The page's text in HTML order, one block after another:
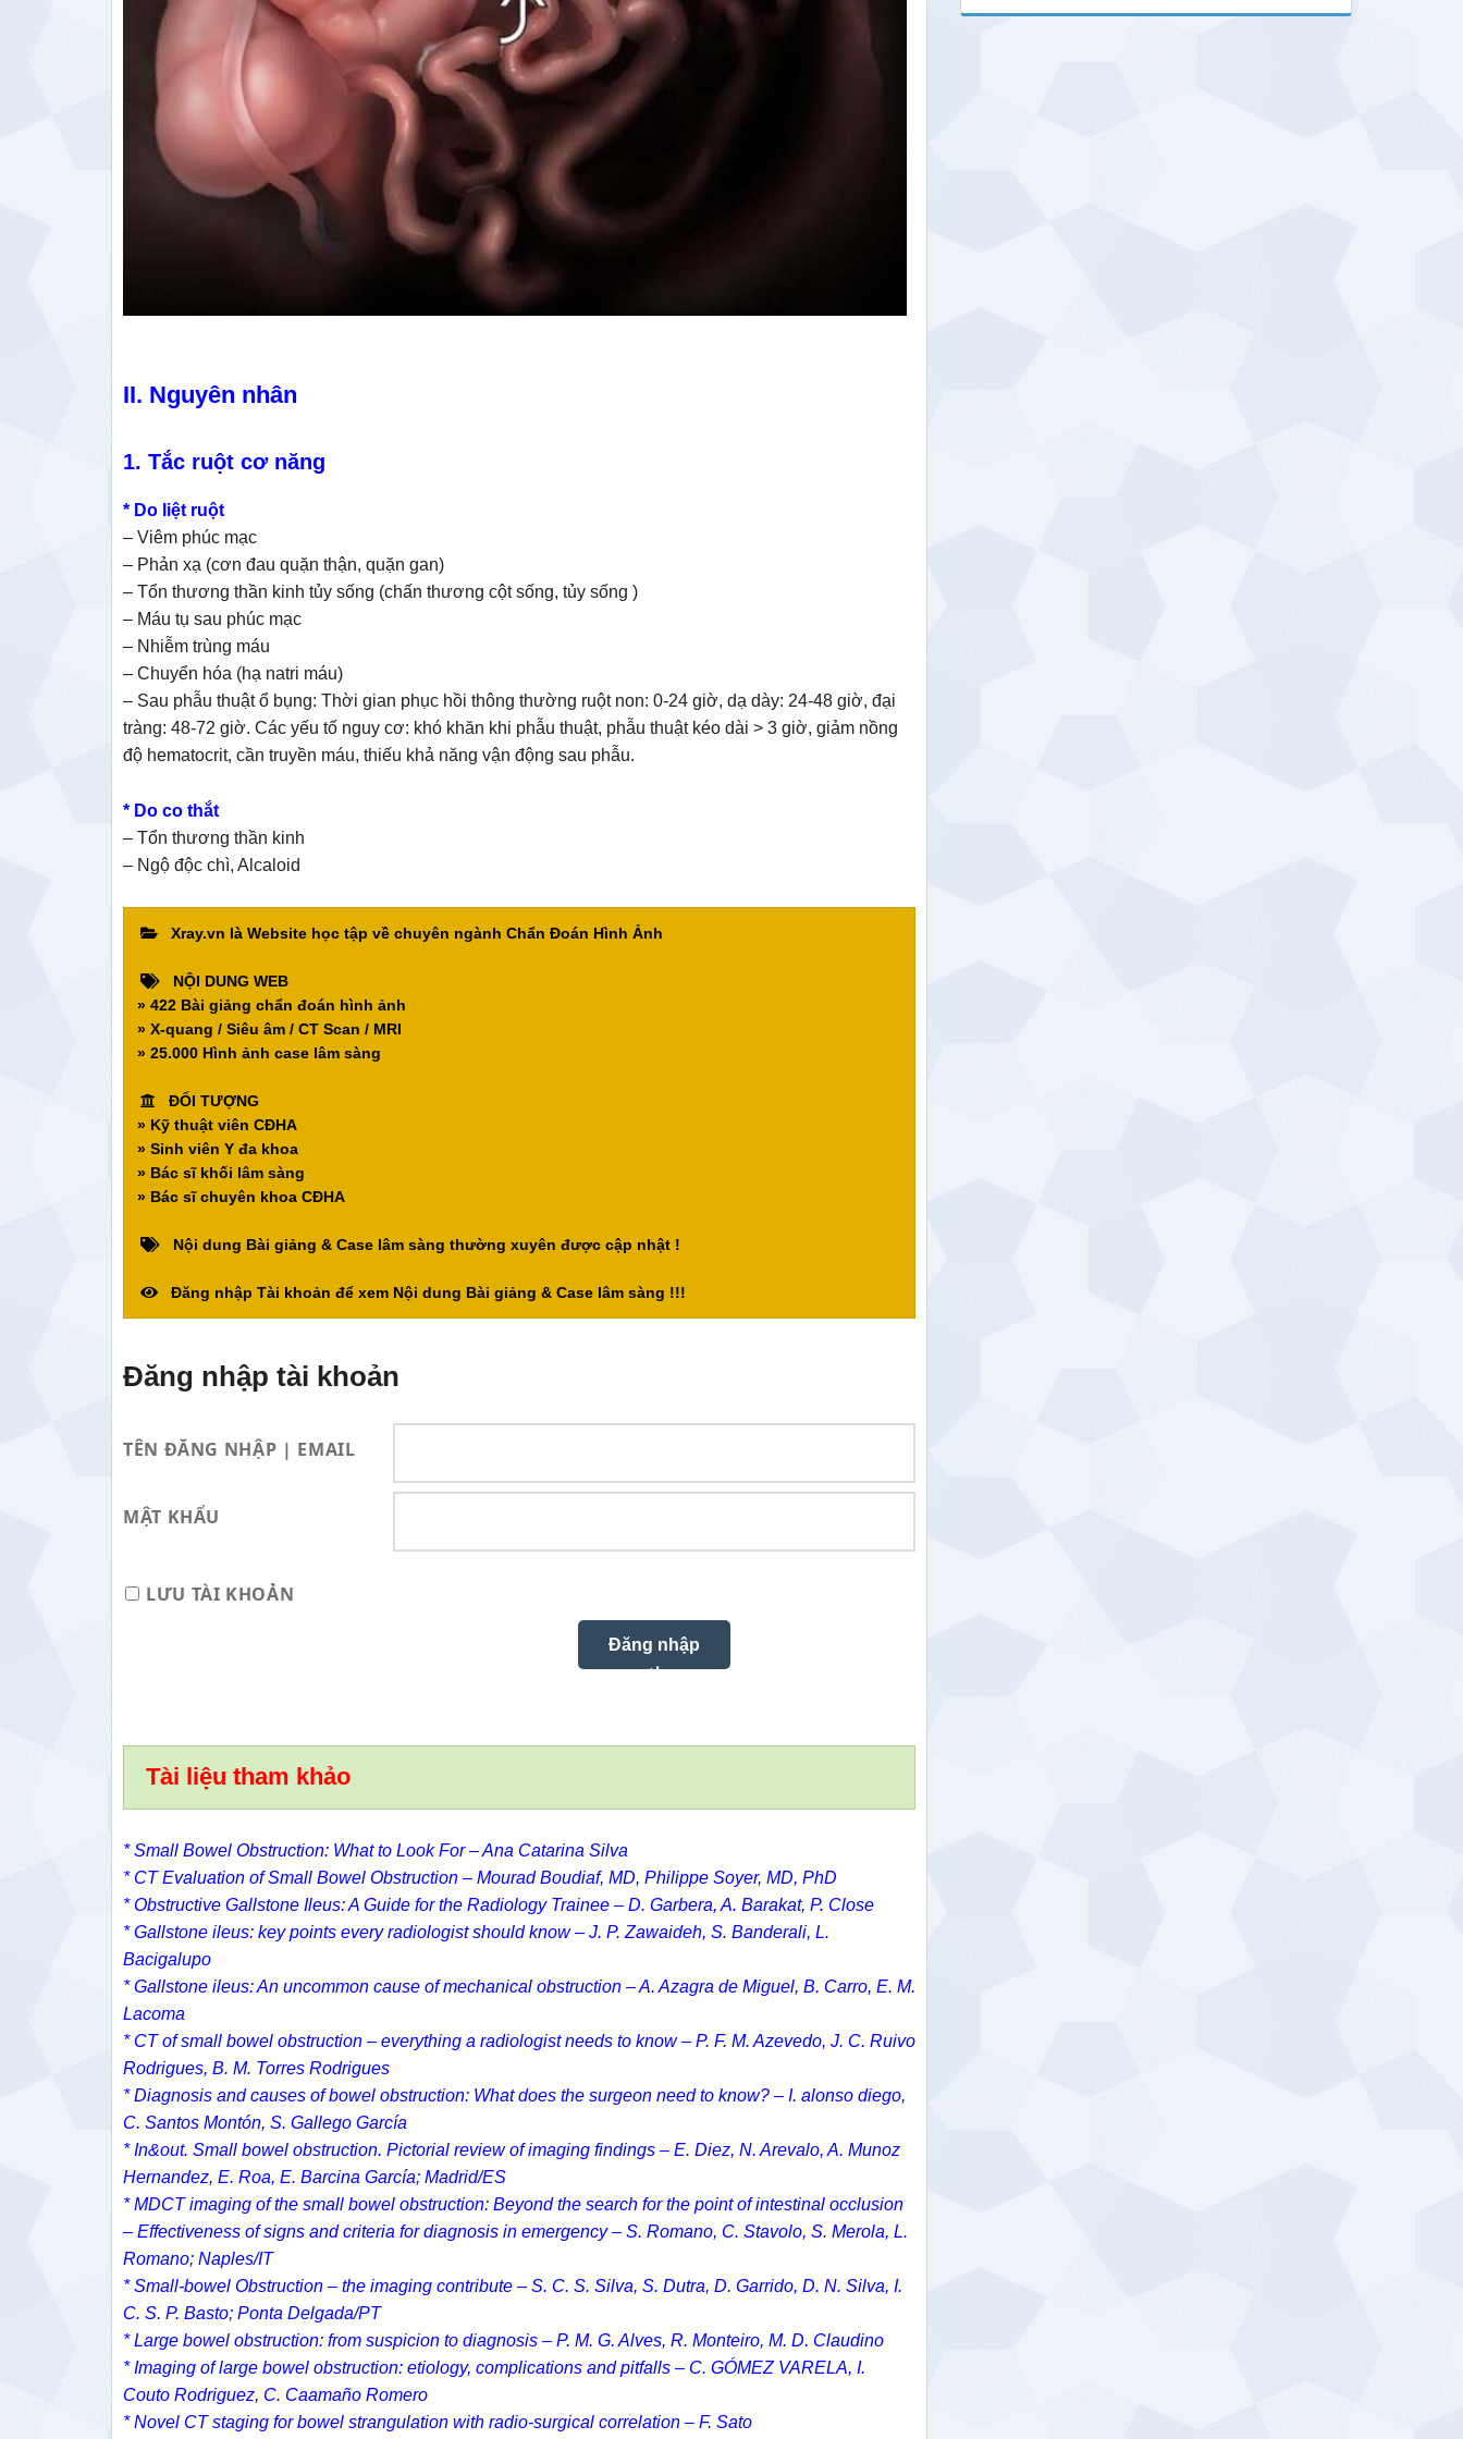
II. Nguyên nhân
1. Tắc ruột cơ năng
* Do liệt ruột
– Viêm phúc mạc
– Phản xạ (cơn đau quặn thận, quặn gan)
– Tổn thương thần kinh tủy sống (chấn thương cột sống, tủy sống )
– Máu tụ sau phúc mạc
– Nhiễm trùng máu
– Chuyển hóa (hạ natri máu)
– Sau phẫu thuật ổ bụng: Thời gian phục hồi thông thường ruột non: 0-24 giờ, dạ dày: 24-48 giờ, đại
tràng: 48-72 giờ. Các yếu tố nguy cơ: khó khăn khi phẫu thuật, phẫu thuật kéo dài > 3 giờ, giảm nồng
độ hematocrit, cần truyền máu, thiếu khả năng vận động sau phẫu.
* Do co thắt
– Tổn thương thần kinh
– Ngộ độc chì, Alcaloid
Xray.vn là Website học tập về chuyên ngành Chẩn Đoán Hình Ảnh
NỘI DUNG WEB
» 422 Bài giảng chẩn đoán hình ảnh
» X-quang / Siêu âm / CT Scan / MRI
» 25.000 Hình ảnh case lâm sàng
ĐỐI TƯỢNG
» Kỹ thuật viên CĐHA
» Sinh viên Y đa khoa
» Bác sĩ khối lâm sàng
» Bác sĩ chuyên khoa CĐHA
Nội dung Bài giảng & Case lâm sàng thường xuyên được cập nhật !
Đăng nhập Tài khoản để xem Nội dung Bài giảng & Case lâm sàng !!!
Đăng nhập tài khoản
TÊN ĐĂNG NHẬP | EMAIL
MẬT KHẨU
LƯU TÀI KHOẢN
Tài liệu tham khảo
* Small Bowel Obstruction: What to Look For – Ana Catarina Silva
* CT Evaluation of Small Bowel Obstruction – Mourad Boudiaf, MD, Philippe Soyer, MD, PhD
* Obstructive Gallstone Ileus: A Guide for the Radiology Trainee – D. Garbera, A. Barakat, P. Close
* Gallstone ileus: key points every radiologist should know – J. P. Zawaideh, S. Banderali, L.
Bacigalupo
* Gallstone ileus: An uncommon cause of mechanical obstruction – A. Azagra de Miguel, B. Carro, E. M.
Lacoma
* CT of small bowel obstruction – everything a radiologist needs to know – P. F. M. Azevedo, J. C. Ruivo
Rodrigues, B. M. Torres Rodrigues
* Diagnosis and causes of bowel obstruction: What does the surgeon need to know? – I. alonso diego,
C. Santos Montón, S. Gallego García
* In&out. Small bowel obstruction. Pictorial review of imaging findings – E. Diez, N. Arevalo, A. Munoz
Hernandez, E. Roa, E. Barcina García; Madrid/ES
* MDCT imaging of the small bowel obstruction: Beyond the search for the point of intestinal occlusion
– Effectiveness of signs and criteria for diagnosis in emergency – S. Romano, C. Stavolo, S. Merola, L.
Romano; Naples/IT
* Small-bowel Obstruction – the imaging contribute – S. C. S. Silva, S. Dutra, D. Garrido, D. N. Silva, I.
C. S. P. Basto; Ponta Delgada/PT
* Large bowel obstruction: from suspicion to diagnosis – P. M. G. Alves, R. Monteiro, M. D. Claudino
* Imaging of large bowel obstruction: etiology, complications and pitfalls – C. GÓMEZ VARELA, I.
Couto Rodriguez, C. Caamaño Romero
* Novel CT staging for bowel strangulation with radio-surgical correlation – F. Sato